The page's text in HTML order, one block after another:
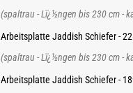
(spaltrau - Lï¿½ngen bis 230 cm -
Arbeitsplatte Jaddish Schiefer -
(spaltrau - Lï¿½ngen bis 230 cm -
Arbeitsplatte Jaddish Schiefer -